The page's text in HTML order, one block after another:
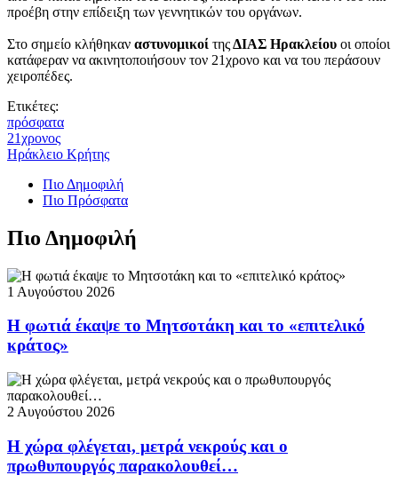
προέβη στην επίδειξη των γεννητικών του οργάνων.
Στο σημείο κλήθηκαν αστυνομικοί τηςΔΙΑΣ Ηρακλείου οι οποίοι
κατάφεραν να ακινητοποιήσουν τον 21χρονο και να του περάσουν
χειροπέδες.
Ετικέτες:
πρόσφατα
21χρονος
Ηράκλειο Κρήτης
Πιο Δημοφιλή
Πιο Πρόσφατα
Πιο Δημοφιλή
1 Αυγούστου 2026
Η φωτιά έκαψε το Μητσοτάκη και το «επιτελικό
κράτος»
2 Αυγούστου 2026
Η χώρα φλέγεται, μετρά νεκρούς και ο
πρωθυπουργός παρακολουθεί…